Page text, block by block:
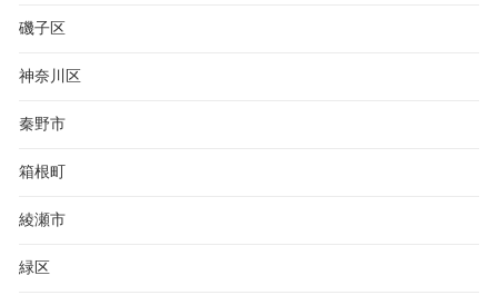
磯子区
神奈川区
秦野市
箱根町
綾瀬市
緑区